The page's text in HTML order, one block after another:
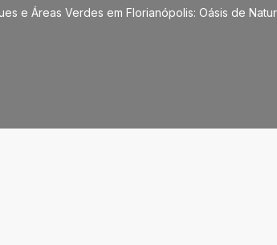
e Áreas Verdes em Florianópolis: Oásis de